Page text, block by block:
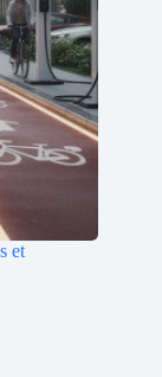
et